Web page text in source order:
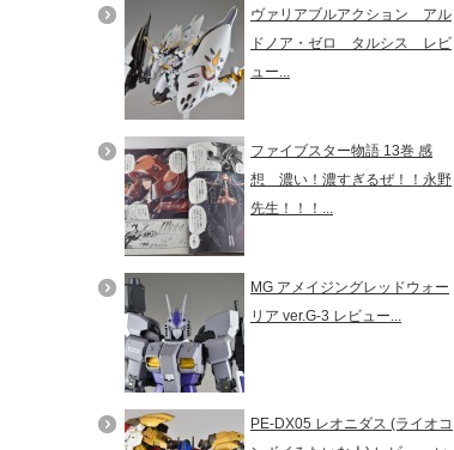
ヴァリアブルアクション アル
ドノア・ゼロ タルシス レビ
ュー...
ファイブスター物語 13巻 感
想 濃い！濃すぎるぜ！！永野
先生！！！...
MG アメイジングレッドウォー
リア ver.G-3 レビュー...
PE-DX05 レオニダス (ライオコ